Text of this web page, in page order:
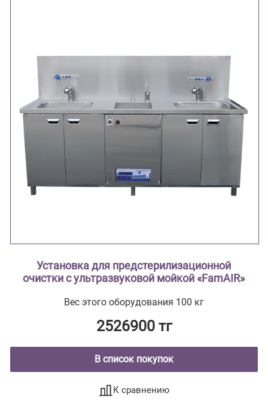
Установка для предстерилизационной
очистки с ультразвуковой мойкой «FamAIR»
Вес этого оборудования 100 кг
2526900 тг
В список покупок
К сравнению